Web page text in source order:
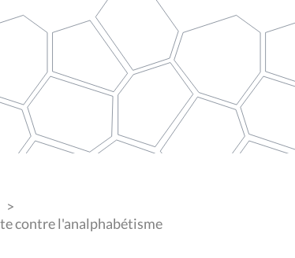
contre l'analphabétisme